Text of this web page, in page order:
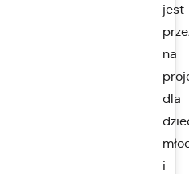
jest
na
dla
i